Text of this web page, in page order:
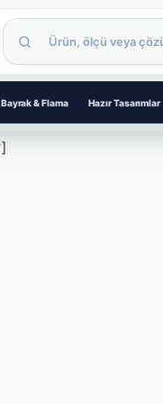
Bayrak & Flama Hazır Tasarımlar